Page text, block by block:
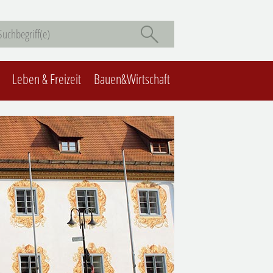
Leben & Freizeit Bauen&Wirtschaft